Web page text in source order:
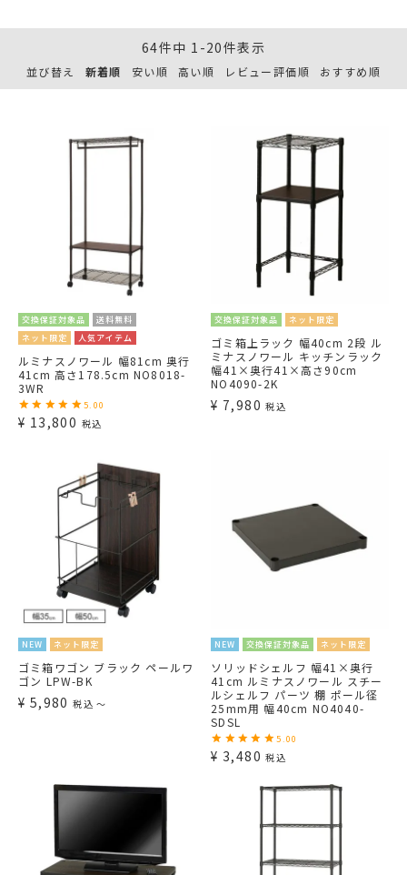
並び替え 新着順 安い順 高い順 レビュー評価順 おすすめ順
64件中 1 -20件表示
交換保証対象品
送料無料
ネット限定
人気アイテム
ルミナスノワール 幅81cm 奥行
41cm 高さ178.5cm NO8018-
3WR
5.00
¥ 13,800 税込
交換保証対象品 ネット限定
ゴミ箱上ラック 幅40cm 2段 ル
ミナスノワール キッチンラック
幅41×奥行41×高さ90cm
NO4090-2K
¥ 7,980 税込
NEW ネット限定
ゴミ箱ワゴン ブラック ペールワ
ゴン LPW-BK
¥ 5,980 税込 〜
NEW 交換保証対象品 ネット限定
ソリッドシェルフ 幅41×奥行
41cm ルミナスノワール スチー
ルシェルフ パーツ 棚 ポール径
25mm用 幅40cm NO4040-
SDSL
5.00
¥ 3,480 税込